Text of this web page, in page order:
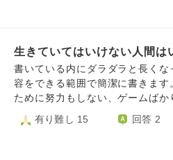
すが、無理からぬことだと思いま
を知ってしまっている、苦しさが
ています。 出口がないのなら、しのごの考えずやるべきこ
とだけをやる。分かってはいる
す。
ていた友達が、実は裏でずっと私
私が相談した悩みを言いふらし
を勝手に友達に送り不細工だと
きっかけに私はもう誰も信じれな
接しても結局好かれることはあ
を最後にそれ以降無職です。 また、19歳の頃にネットで知
り合った人に粘着してしまい、
その後も長文メッセージを何度
われ縁を切られました。 そして現在は、過去の過ちの罪悪
は気をつけようと誓いました。 それでも私のしてきたこと
生きていてはいけない人間は
書いている内にダラダラと長く
容をできる範囲で簡潔に書きま
ために努力もしない、ゲームばか
に分かれば自殺する人間は感情
生きる方が周りに迷惑なので死
有り難し 15 回答 2